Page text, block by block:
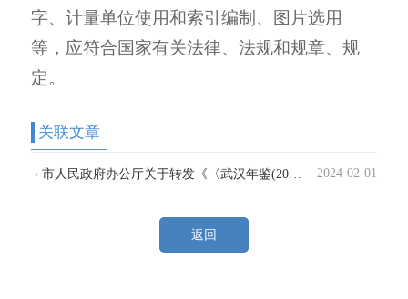
字、计量单位使用和索引编制、图片选用
等，应符合国家有关法律、法规和规章、规
定。
关联文章
2024-02-01
返回